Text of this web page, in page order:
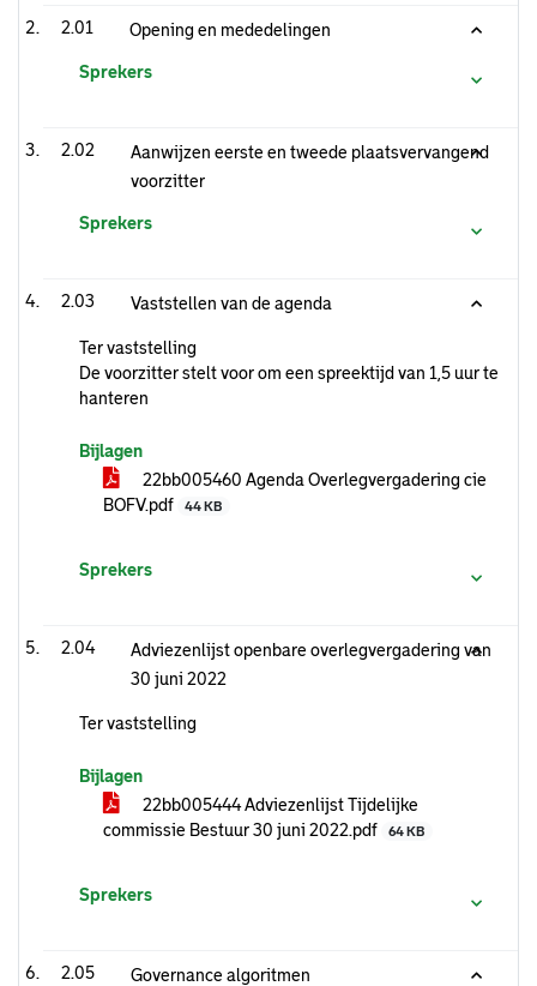
2.01 Opening en mededelingen
Sprekers
2.02
Aanwijzen eerste en tweede plaatsvervangend
voorzitter
Sprekers
2.03 Vaststellen van de agenda
Ter vaststelling
De voorzitter stelt voor om een spreektijd van 1,5 uur te
hanteren
Bijlagen
22bb005460 Agenda Overlegvergadering cie
BOFV.pdf
44 KB
Sprekers
2.04
Adviezenlijst openbare overlegvergadering van
30 juni 2022
Ter vaststelling
Bijlagen
22bb005444 Adviezenlijst Tijdelijke
commissie Bestuur 30 juni 2022.pdf
64 KB
Sprekers
2.05 Governance algoritmen